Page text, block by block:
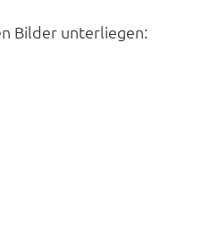
Bilder unterliegen: